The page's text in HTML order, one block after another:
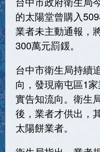
的太陽堂曾購入
業者未主動通報，
300萬元罰鍰。
台中市衛生局持續
向，發現南屯區1
實告知流向。衛生
後，業者才供出，
太陽餅業者。